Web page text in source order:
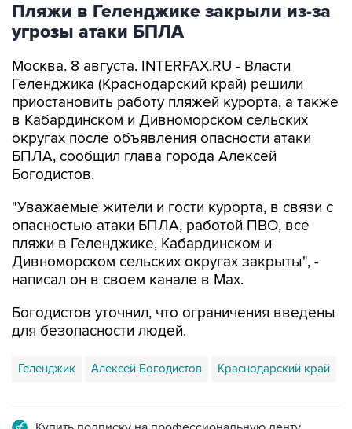
Пляжи в Геленджике закрыли из-за
угрозы атаки БПЛА
Москва. 8 августа. INTERFAX.RU - Власти
Геленджика (Краснодарский край) решили
приостановить работу пляжей курорта, а также
в Кабардинском и Дивноморском сельских
округах после объявления опасности атаки
БПЛА, сообщил глава города Алексей
Богодистов.
"Уважаемые жители и гости курорта, в связи с
опасностью атаки БПЛА, работой ПВО, все
пляжи в Геленджике, Кабардинском и
Дивноморском сельских округах закрыты", -
написал он в своем канале в Max.
Богодистов уточнил, что ограничения введены
для безопасности людей.
Геленджик Алексей Богодистов Краснодарский край